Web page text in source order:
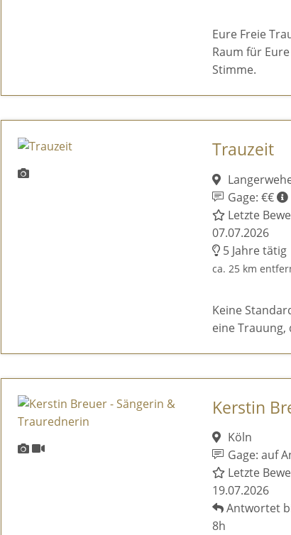
Eure Freie
Raum für
Stimme.
Trauzeit
Gage: €€
Letzte
07.07.2026
5 Jahre tätig
ca. 25 km
Keine
eine Trauung,
Kerstin
Köln
Gage: auf
Letzte
19.07.2026
Antwortet
8h